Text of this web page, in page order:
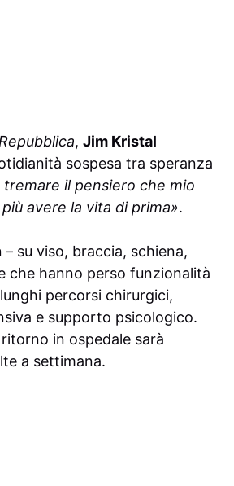
Repubblica, Jim Kristal
sospesa tra speranza
tremare il pensiero che mio
avere la vita di prima».
– su viso, braccia, schiena,
che hanno perso funzionalità
percorsi chirurgici,
e supporto psicologico.
in ospedale sarà
a settimana.